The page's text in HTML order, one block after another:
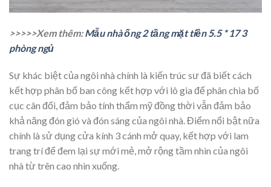
>>>>>Xem thêm:Mẫu nhà ống 2 tầng mặt tiền 5.5 * 17 3
phòng ngủ
Sự khác biệt của ngôi nhà chính là kiến trúc sư đã biết cách
kết hợp phân bổ ban công kết hợp với lô gia để phân chia bố
cục cân đối, đảm bảo tính thẩm mỹ đồng thời vẫn đảm bảo
khả năng đón gió và đón sáng của ngôi nhà. Điểm nổi bật nữa
chính là sử dụng cửa kính 3 cánh mở quay, kết hợp với lam
trang trí để đem lại sự mới mẻ, mở rộng tầm nhìn của ngôi
nhà từ trên cao nhìn xuống.